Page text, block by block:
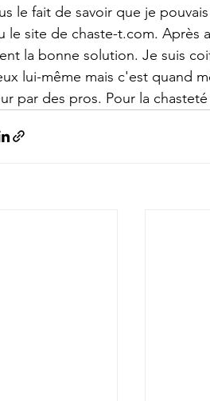
le fait de savoir que je
le site de chaste-t.com. Après
la bonne solution. Je suis
lui-même mais c'est quand
par des pros. Pour la